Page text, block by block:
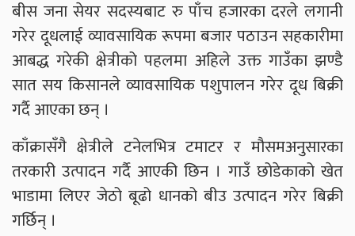
बीस जना सेयर सदस्यबाट रु पाँच हजारका दरले लगानी
गरेर दूधलाई व्यावसायिक रूपमा बजार पठाउन सहकारीमा
आबद्ध गरेकी क्षेत्रीको पहलमा अहिले उक्त गाउँका झण्डै
सात सय किसानले व्यावसायिक पशुपालन गरेर दूध बिक्री
गर्दै आएका छन् ।
काँक्रासँगै क्षेत्रीले टनेलभित्र टमाटर र मौसमअनुसारका
तरकारी उत्पादन गर्दै आएकी छिन । गाउँ छोडेकाको खेत
भाडामा लिएर जेठो बूढो धानको बीउ उत्पादन गरेर बिक्री
गर्छिन् ।